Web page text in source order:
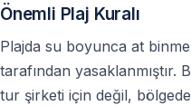
Önemli Plaj Kuralı
Plajda su boyunca at
tarafından yasaklanmıştır.
tur şirketi için değil,